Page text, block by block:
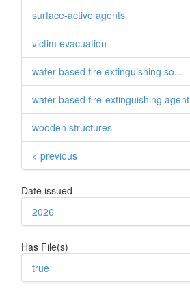
surface-active agents
victim evacuation
water-based fire extinguishing so...
water-based fire-extinguishing agent
wooden structures
< previous
Date issued
2026
Has File(s)
true